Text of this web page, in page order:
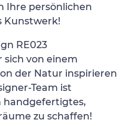
Ihre persönlichen
Kunstwerk!
RE023
sich von einem
der Natur inspirieren
Team ist
handgefertigtes,
zu schaffen!